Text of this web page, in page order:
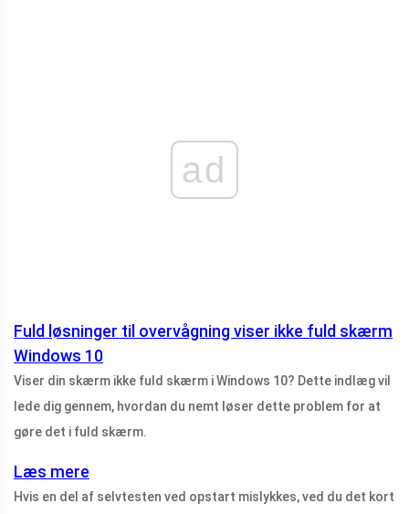
ad
Fuld løsninger til overvågning viser ikke fuld skærm
Windows 10
Viser din skærm ikke fuld skærm i Windows 10? Dette indlæg vil
lede dig gennem, hvordan du nemt løser dette problem for at
gøre det i fuld skærm.
Læs mere
Hvis en del af selvtesten ved opstart mislykkes, ved du det kort